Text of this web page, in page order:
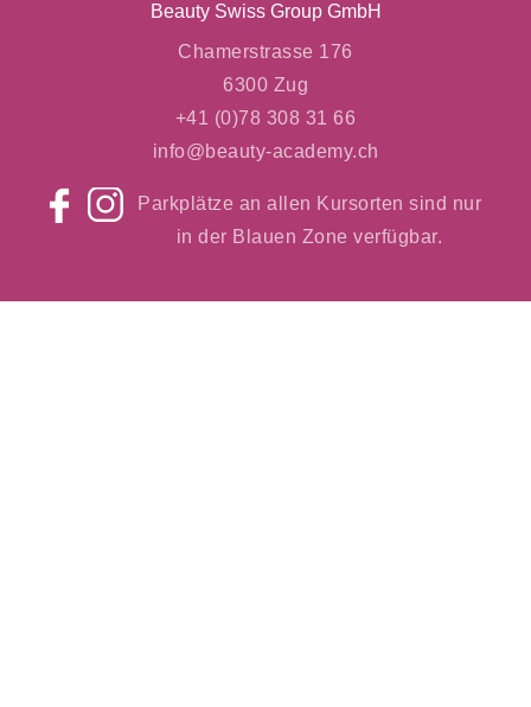
Beauty Swiss Group GmbH
Chamerstrasse 176
6300 Zug
+41 (0)78 308 31 66
info@beauty-academy.ch
Parkplätze an allen Kursorten sind nur
in der Blauen Zone verfügbar.